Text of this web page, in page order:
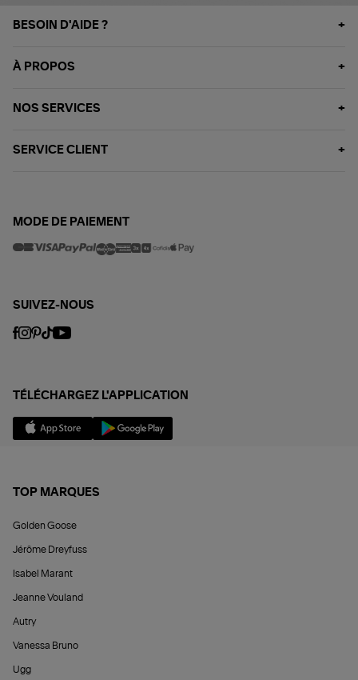
BESOIN D'AIDE ?
À PROPOS
NOS SERVICES
SERVICE CLIENT
MODE DE PAIEMENT
SUIVEZ-NOUS
TÉLÉCHARGEZ L'APPLICATION
TOP MARQUES
Golden Goose
Jérôme Dreyfuss
Isabel Marant
Jeanne Vouland
Autry
Vanessa Bruno
Ugg